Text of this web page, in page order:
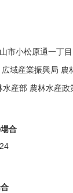
小松原通一丁目
産業振興局 農
産部 農林水産政
合